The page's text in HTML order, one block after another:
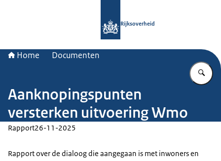
Rijksoverheid
Home Documenten
Aanknopingspunten
versterken uitvoering Wmo
Rapport26-11-2025
Rapport over de dialoog die aangegaan is met inwoners en